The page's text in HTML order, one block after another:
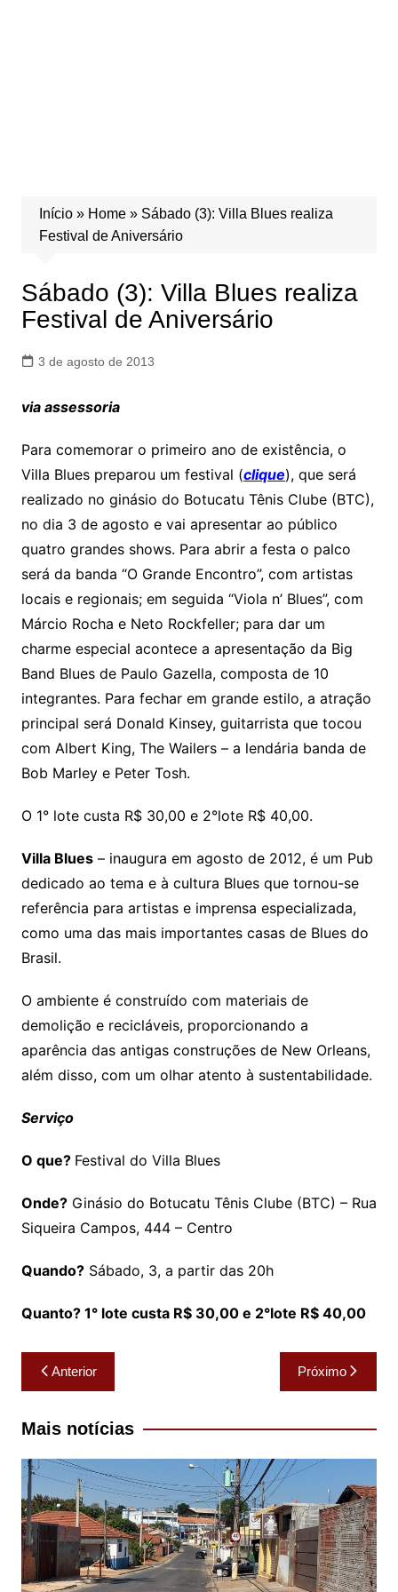
Início» Home» Sábado (3): Villa Blues realiza
Festival de Aniversário
Sábado (3): Villa Blues realiza
Festival de Aniversário
3 de agosto de 2013
via assessoria
Para comemorar o primeiro ano de existência, o
Villa Blues preparou um festival (clique), que será
realizado no ginásio do Botucatu Tênis Clube (BTC),
no dia 3 de agosto e vai apresentar ao público
quatro grandes shows. Para abrir a festa o palco
será da banda “O Grande Encontro”, com artistas
locais e regionais; em seguida “Viola n’ Blues”, com
Márcio Rocha e Neto Rockfeller; para dar um
charme especial acontece a apresentação da Big
Band Blues de Paulo Gazella, composta de 10
integrantes. Para fechar em grande estilo, a atração
principal será Donald Kinsey, guitarrista que tocou
com Albert King, The Wailers – a lendária banda de
Bob Marley e Peter Tosh.
O 1° lote custa R$ 30,00 e 2°lote R$ 40,00.
Villa Blues– inaugura em agosto de 2012, é um Pub
dedicado ao tema e à cultura Blues que tornou-se
referência para artistas e imprensa especializada,
como uma das mais importantes casas de Blues do
Brasil.
O ambiente é construído com materiais de
demolição e recicláveis, proporcionando a
aparência das antigas construções de New Orleans,
além disso, com um olhar atento à sustentabilidade.
Serviço
O que? Festival do Villa Blues
Onde?Ginásio do Botucatu Tênis Clube (BTC) – Rua
Siqueira Campos, 444 – Centro
Quando?Sábado, 3, a partir das 20h
Quanto? 1° lote custa R$ 30,00 e 2°lote R$ 40,00
Navegação
de
Post
Anterior Próximo
Mais notícias